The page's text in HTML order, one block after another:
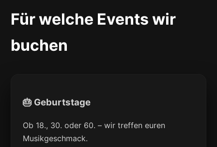
Für welche Events wir
buchen
🎂 Geburtstage
Ob 18., 30. oder 60. – wir treffen euren
Musikgeschmack.